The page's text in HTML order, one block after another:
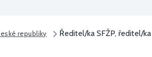
republiky Ředitel/ka SFŽP, ředitel/